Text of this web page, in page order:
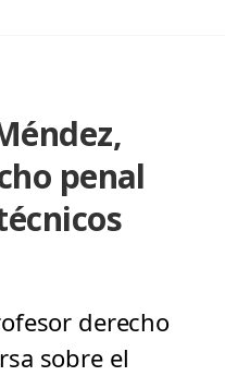
penal
derecho
sobre el